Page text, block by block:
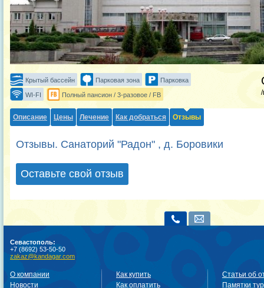
Крытый бассейн Парковая зона Парковка
WI-FI Полный пансион / 3-разовое / FB
Описание Цены Лечение Как добраться Отзывы
Отзывы. Санаторий "Радон" , д. Боровики
Оставьте свой отзыв
Севастополь:
+7 (8692) 53-50-50
zakaz@kandagar.com
О компании
Новости
Как купить
Как оплатить
Статьи об
Памятки